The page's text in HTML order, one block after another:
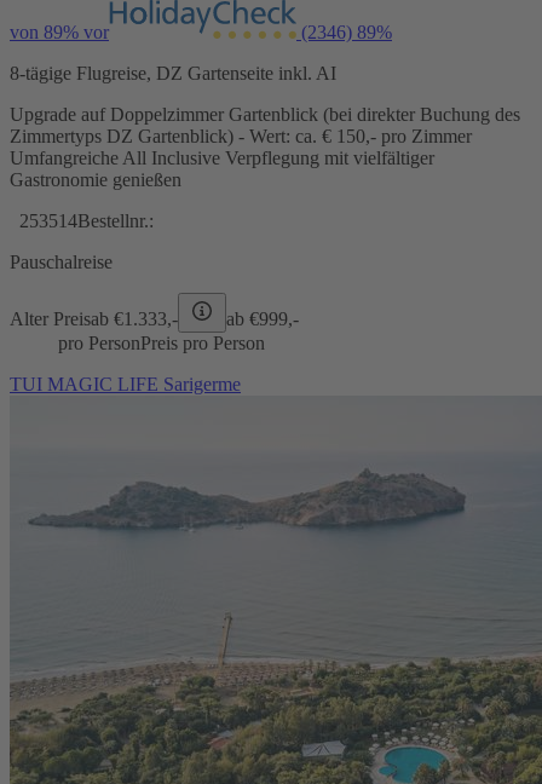
von 89% vor (2346) 89%
8-tägige Flugreise, DZ Gartenseite inkl. AI
Upgrade auf Doppelzimmer Gartenblick (bei direkter Buchung des
Zimmertyps DZ Gartenblick) - Wert: ca. € 150,- pro Zimmer
Umfangreiche All Inclusive Verpflegung mit vielfältiger
Gastronomie genießen
253514Bestellnr.:
Pauschalreise
Alter Preisab €1.333,- ab €999,-
pro PersonPreis pro Person
TUI MAGIC LIFE Sarigerme